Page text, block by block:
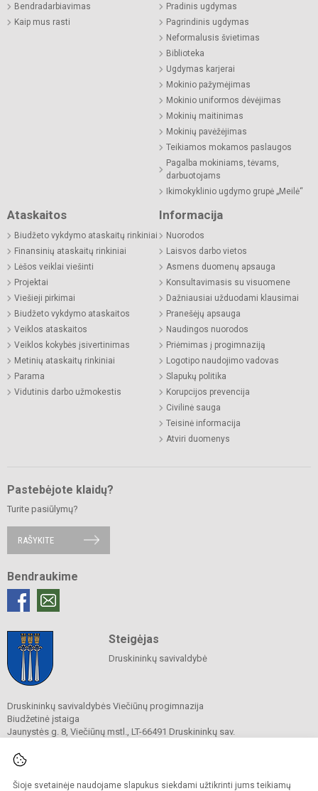
Šioje svetainėje naudojame slapukus siekdami užtikrinti jums teikiamų
Bendradarbiavimas
Kaip mus rasti
Pradinis ugdymas
Pagrindinis ugdymas
Neformalusis švietimas
Biblioteka
Ugdymas karjerai
Mokinio pažymėjimas
Mokinio uniformos dėvėjimas
Mokinių maitinimas
Mokinių pavėžėjimas
Teikiamos mokamos paslaugos
Pagalba mokiniams, tėvams,
darbuotojams
Ikimokyklinio ugdymo grupė „Meilė“
Ataskaitos
Biudžeto vykdymo ataskaitų rinkiniai
Finansinių ataskaitų rinkiniai
Lėšos veiklai viešinti
Projektai
Viešieji pirkimai
Biudžeto vykdymo ataskaitos
Veiklos ataskaitos
Veiklos kokybės įsivertinimas
Metinių ataskaitų rinkiniai
Parama
Vidutinis darbo užmokestis
Informacija
Nuorodos
Laisvos darbo vietos
Asmens duomenų apsauga
Konsultavimasis su visuomene
Dažniausiai užduodami klausimai
Pranešėjų apsauga
Naudingos nuorodos
Priėmimas į progimnaziją
Logotipo naudojimo vadovas
Slapukų politika
Korupcijos prevencija
Civilinė sauga
Teisinė informacija
Atviri duomenys
Pastebėjote klaidų?
Turite pasiūlymų?
RAŠYKITE
Bendraukime
Steigėjas
Druskininkų savivaldybė
Druskininkų savivaldybės Viečiūnų progimnazija
Biudžetinė įstaiga
Jaunystės g. 8, Viečiūnų mstl., LT-66491 Druskininkų sav.
El. p.
Duomenys kaupiami ir saugomi
Juridinių asmenų registre